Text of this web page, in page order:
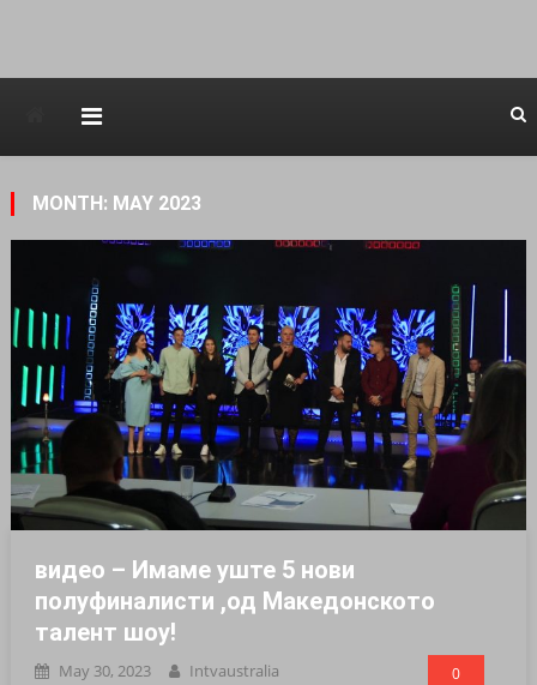
MONTH: MAY 2023
видео – Имаме уште 5 нови
полуфиналисти ,од Македонското
талент шоу!
May 30, 2023 Intvaustralia 0